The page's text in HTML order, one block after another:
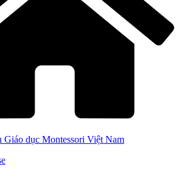
Giáo dục Montessori Việt Nam